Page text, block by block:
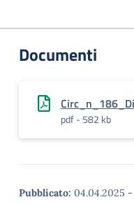
Documenti
pdf - 582 kb
Pubblicato: 04.04.2025 -